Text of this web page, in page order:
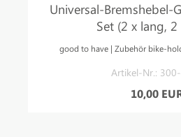
Universal-Bremshebel-
Set (2 x lang,
good to have | Zubehör bike-
Artikel-Nr.:
10,00